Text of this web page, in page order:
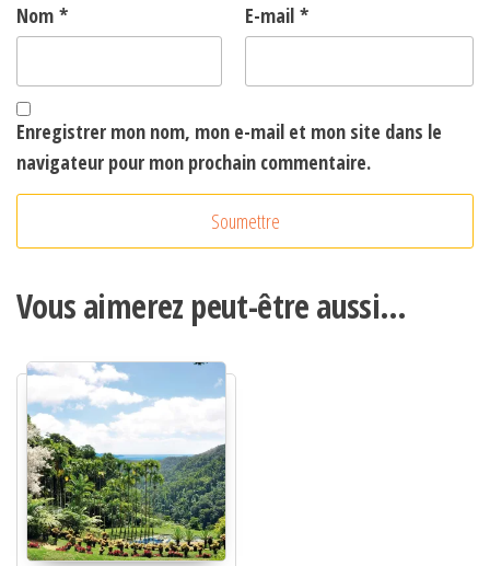
Nom * E-mail *
Enregistrer mon nom, mon e-mail et mon site dans le
navigateur pour mon prochain commentaire.
Vous aimerez peut-être aussi…